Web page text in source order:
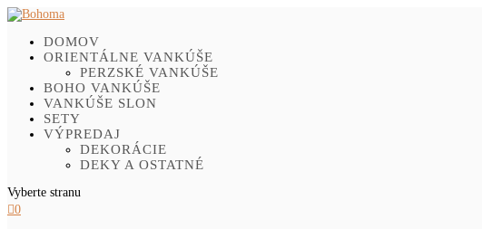
DOMOV
ORIENTÁLNE VANKÚŠE
PERZSKÉ VANKÚŠE
BOHO VANKÚŠE
VANKÚŠE SLON
SETY
VÝPREDAJ
DEKORÁCIE
DEKY A OSTATNÉ
Vyberte stranu
0